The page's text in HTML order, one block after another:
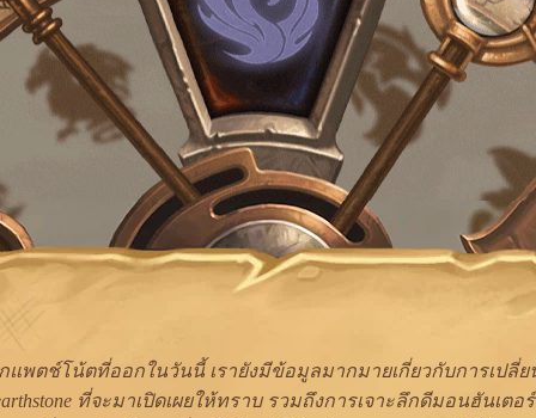
แพตช์โน้ตที่ออกในวันนี้ เรายังมีข้อมูลมากมายเกี่ยวกับการเปลี่
ที่จะมาเปิดเผยให้ทราบ รวมถึงการเจาะลึกดีมอนฮันเต